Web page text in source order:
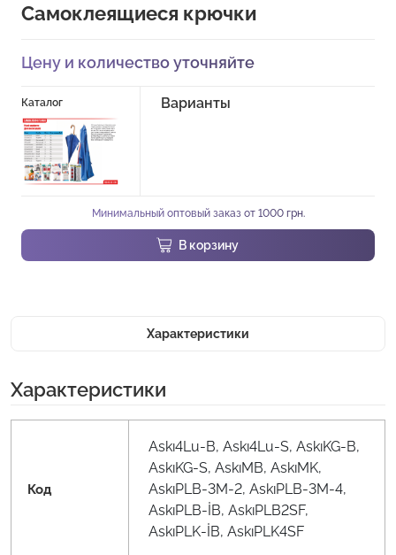
Самоклеящиеся крючки
Цену и количество уточняйте
Каталог Варианты
Минимальный оптовый заказ от 1000 грн.
В корзину
Характеристики
Характеристики
Код
Askı4Lu-B, Askı4Lu-S, AskıKG-B,
AskıKG-S, AskıMB, AskıMK,
AskıPLB-3M-2, AskıPLB-3M-4,
AskıPLB-İB, AskıPLB2SF,
AskıPLK-İB, AskıPLK4SF